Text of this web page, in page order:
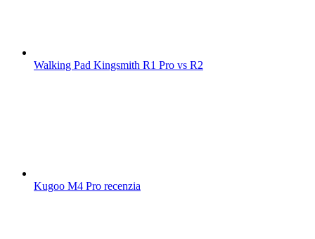
Walking Pad Kingsmith R1 Pro vs R2
Kugoo M4 Pro recenzia